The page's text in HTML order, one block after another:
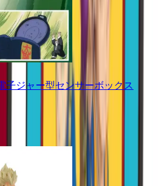
ジャー型センサーボックス